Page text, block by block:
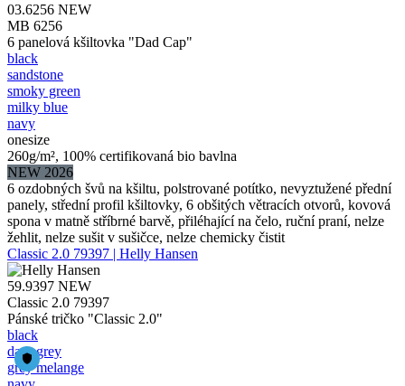
03.6256 NEW
MB 6256
6 panelová kšiltovka "Dad Cap"
black
sandstone
smoky green
milky blue
navy
onesize
260g/m², 100% certifikovaná bio bavlna
NEW 2026
6 ozdobných švů na kšiltu, polstrované potítko, nevyztužené přední
panely, střední profil kšiltovky, 6 obšitých větracích otvorů, kovová
spona v matně stříbrné barvě, přiléhající na čelo, ruční praní, nelze
žehlit, nelze sušit v sušičce, nelze chemicky čistit
Classic 2.0 79397 | Helly Hansen
59.9397 NEW
Classic 2.0 79397
Pánské tričko "Classic 2.0"
black
dark grey
grey melange